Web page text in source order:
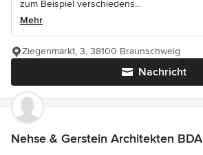
zum Beispiel verschiedens...
Mehr
Nachricht
Ziegenmarkt, 3, 38100 Braunschweig
Nehse & Gerstein Architekten BDA